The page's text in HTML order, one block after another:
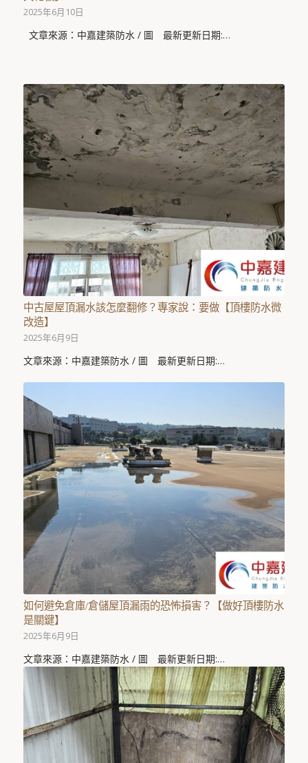
2025年6月10日
文章來源：中嘉建築防水 / 圖 最新更新日期:…
中古屋屋頂漏水該怎麼翻修？專家說：要做【頂樓防水微
改造】
2025年6月9日
文章來源：中嘉建築防水 / 圖 最新更新日期:…
如何避免倉庫/倉儲屋頂漏雨的恐怖損害？【做好頂樓防水
是關鍵】
2025年6月9日
文章來源：中嘉建築防水 / 圖 最新更新日期:…